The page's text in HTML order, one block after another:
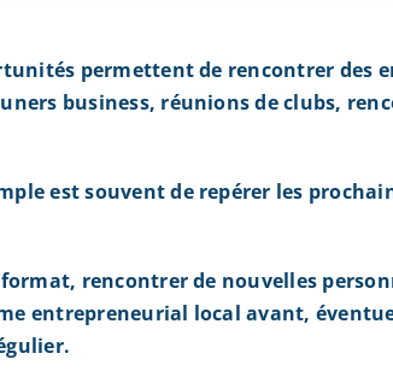
permettent de rencontrer des
business, réunions de clubs,
est souvent de repérer les
rencontrer de nouvelles
entrepreneurial local avant,